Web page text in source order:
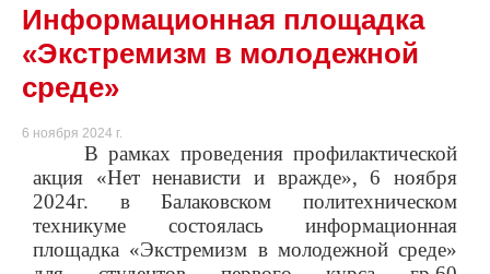
Информационная площадка
«Экстремизм в молодежной
среде»
6 ноября 2024 г.
В рамках проведения профилактической
акция «Нет ненависти и вражде», 6 ноября
2024г. в Балаковском политехническом
техникуме состоялась информационная
площадка «Экстремизм в молодежной среде»